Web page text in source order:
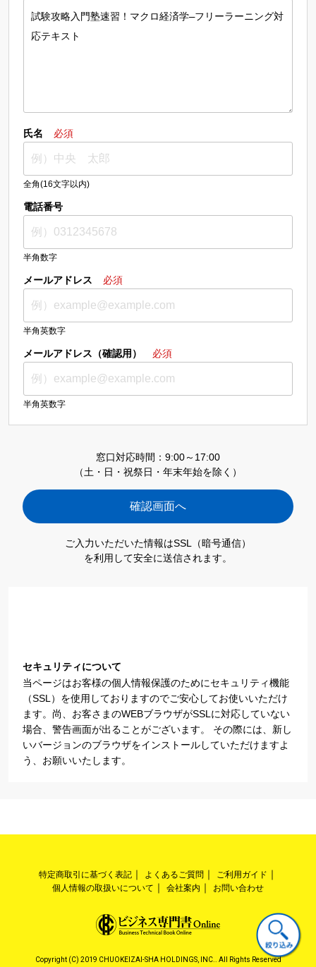
氏名 必須
全角(16文字以内)
電話番号
半角数字
メールアドレス 必須
半角英数字
メールアドレス（確認用） 必須
半角英数字
窓口対応時間：9:00～17:00
（土・日・祝祭日・年末年始を除く）
ご入力いただいた情報はSSL（暗号通信）
を利用して安全に送信されます。
セキュリティについて
当ページはお客様の個人情報保護のためにセキュリティ機能
（SSL）を使用しておりますのでご安心してお使いいただけ
ます。尚、お客さまのWEBブラウザがSSLに対応していない
場合、警告画面が出ることがございます。 その際には、新し
いバージョンのブラウザをインストールしていただけますよ
う、お願いいたします。
特定商取引に基づく表記 よくあるご質問
ご利用ガイド
個人情報の取扱いについて
会社案内 お問い合わせ
Copyright (C) 2019 CHUOKEIZAI-SHA HOLDINGS, INC.. All Rights Reserved